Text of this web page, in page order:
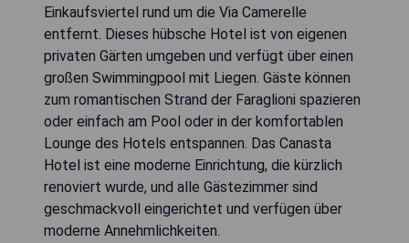
Einkaufsviertel rund um die Via Camerelle
entfernt. Dieses hübsche Hotel ist von eigenen
privaten Gärten umgeben und verfügt über einen
großen Swimmingpool mit Liegen. Gäste können
zum romantischen Strand der Faraglioni spazieren
oder einfach am Pool oder in der komfortablen
Lounge des Hotels entspannen. Das Canasta
Hotel ist eine moderne Einrichtung, die kürzlich
renoviert wurde, und alle Gästezimmer sind
geschmackvoll eingerichtet und verfügen über
moderne Annehmlichkeiten.